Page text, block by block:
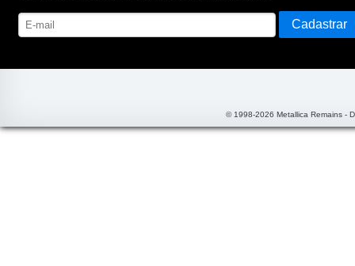
© 1998-2026 Metallica Remains -